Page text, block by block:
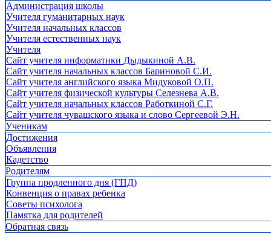
Администрация школы
Учителя гуманитарных наук
Учителя начальных классов
Учителя естественных наук
Учителя
Cайт учителя информатики Дыдыкиной А.В.
Сайт учителя начальных классов Бариновой С.И.
Сайт учителя английского языка Мидуковой О.П.
Сайт учителя физической культуры Селезнева А.В.
Сайт учителя начальных классов Работкиной С.Г.
Сайт учителя чувашского языка и слово Сергеевой Э.Н.
Ученикам
Достижения
Объявления
Кадетство
Родителям
Группа продленного дня (ГПД)
Конвенция о правах ребенка
Советы психолога
Памятка для родителей
Обратная связь